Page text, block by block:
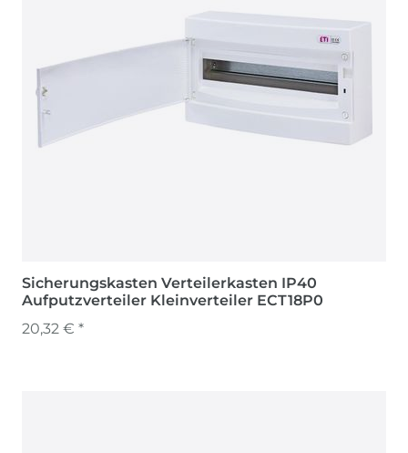
Sicherungskasten Verteilerkasten IP40
Aufputzverteiler Kleinverteiler ECT18P0
20,32 € *